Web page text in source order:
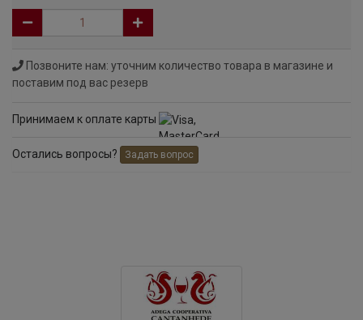
Позвоните нам: уточним количество товара в магазине и
поставим под вас резерв
Принимаем к оплате карты
Остались вопросы? Задать вопрос